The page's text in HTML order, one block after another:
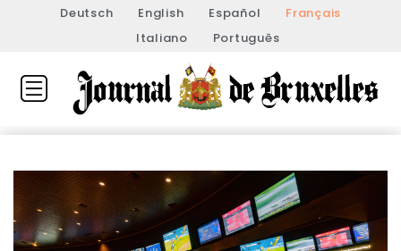
Deutsch English Español
Français
Italiano
Português